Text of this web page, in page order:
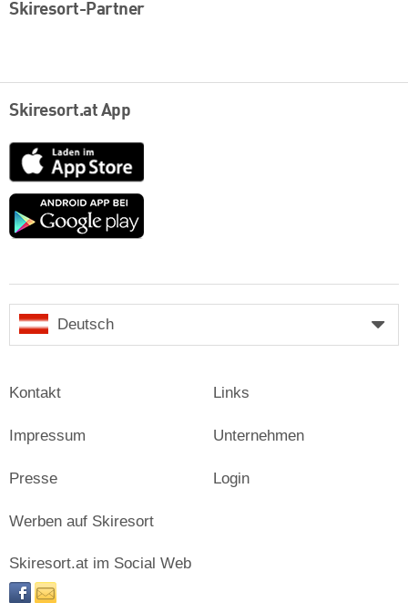
Skiresort-Partner
Skiresort.at App
App
Store
Google
Deutsch
Kontakt
Impressum
Presse
Links
Unternehmen
Login
Werben auf Skiresort
Skiresort.at im Social Web
facebooknewsletter